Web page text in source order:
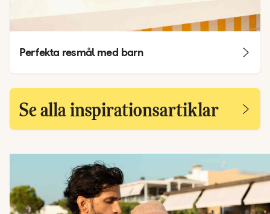
Perfekta resmål med barn
Se alla inspirationsartiklar